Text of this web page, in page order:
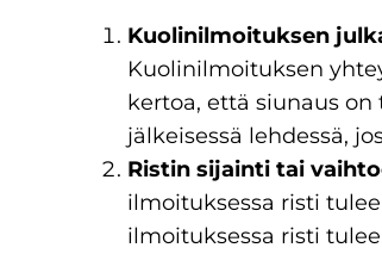
Kuolinilmoituksen
Kuolinilmoituksen
kertoa, että siunaus
jälkeisessä lehdessä,
Ristin sijainti tai
ilmoituksessa risti
ilmoituksessa risti